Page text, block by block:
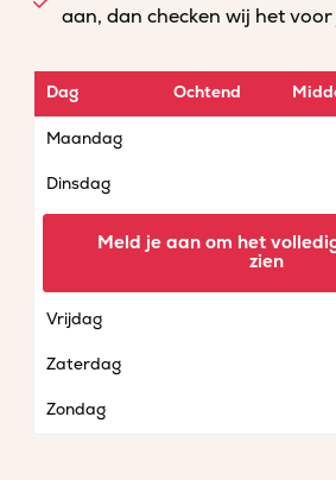
aan, dan checken wij het voor
Dag Ochtend
Maandag
Dinsdag
Vrijdag
Zaterdag
Zondag
Meld je aan om het
zien